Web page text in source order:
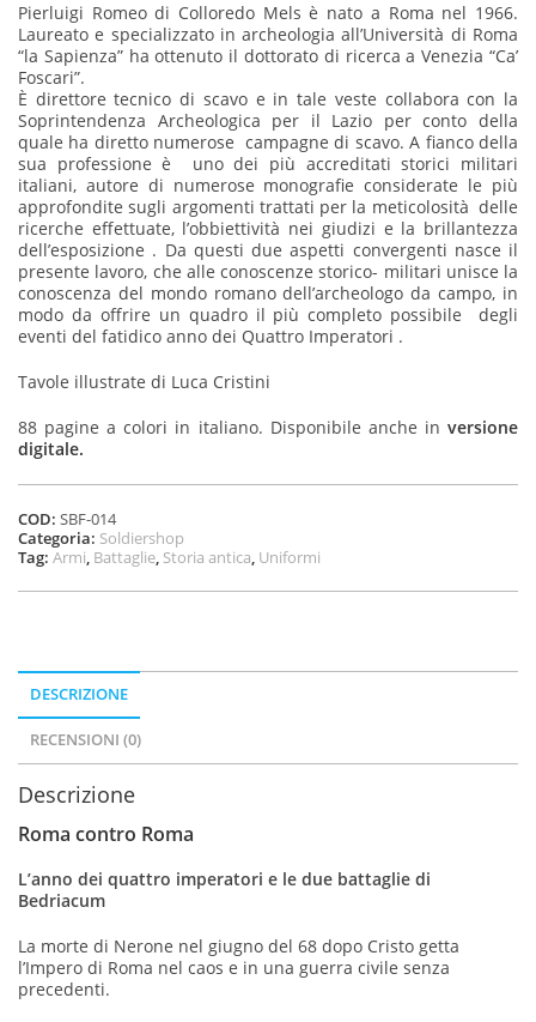
Pierluigi Romeo di Colloredo Mels è nato a Roma nel 1966.
Laureato e specializzato in archeologia all’Università di Roma
“la Sapienza” ha ottenuto il dottorato di ricerca a Venezia “Ca’
Foscari”.
È direttore tecnico di scavo e in tale veste collabora con la
Soprintendenza Archeologica per il Lazio per conto della
quale ha diretto numerose campagne di scavo. A fianco della
sua professione è uno dei più accreditati storici militari
italiani, autore di numerose monografie considerate le più
approfondite sugli argomenti trattati per la meticolosità delle
ricerche effettuate, l’obbiettività nei giudizi e la brillantezza
dell’esposizione . Da questi due aspetti convergenti nasce il
presente lavoro, che alle conoscenze storico- militari unisce la
conoscenza del mondo romano dell’archeologo da campo, in
modo da offrire un quadro il più completo possibile degli
eventi del fatidico anno dei Quattro Imperatori .
Tavole illustrate di Luca Cristini
88 pagine a colori in italiano. Disponibile anche in versione
digitale.
COD: SBF-014
Categoria: Soldiershop
Tag: Armi, Battaglie, Storia antica, Uniformi
DESCRIZIONE
RECENSIONI (0)
Descrizione
Roma contro Roma
L’anno dei quattro imperatori e le due battaglie di
Bedriacum
La morte di Nerone nel giugno del 68 dopo Cristo getta
l’Impero di Roma nel caos e in una guerra civile senza
precedenti.